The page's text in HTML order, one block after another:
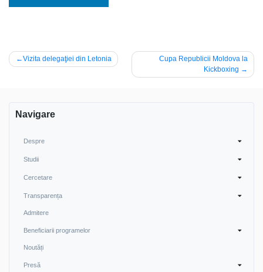
PostVizita delegaţiei din Letonia
Cupa Republicii Moldova la
Kickboxing
Navigare
Despre
Studii
Cercetare
Transparența
Admitere
Beneficiarii programelor
Noutăți
Presă